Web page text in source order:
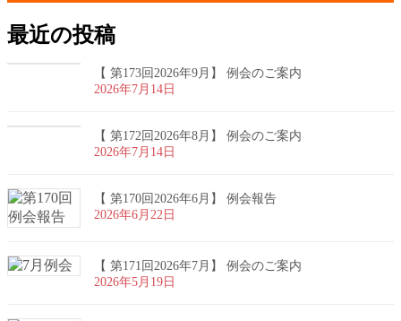
最近の投稿
【 第173回2026年9月】 例会のご案内
2026年7月14日
【 第172回2026年8月】 例会のご案内
2026年7月14日
【 第170回2026年6月】 例会報告
2026年6月22日
【 第171回2026年7月】 例会のご案内
2026年5月19日